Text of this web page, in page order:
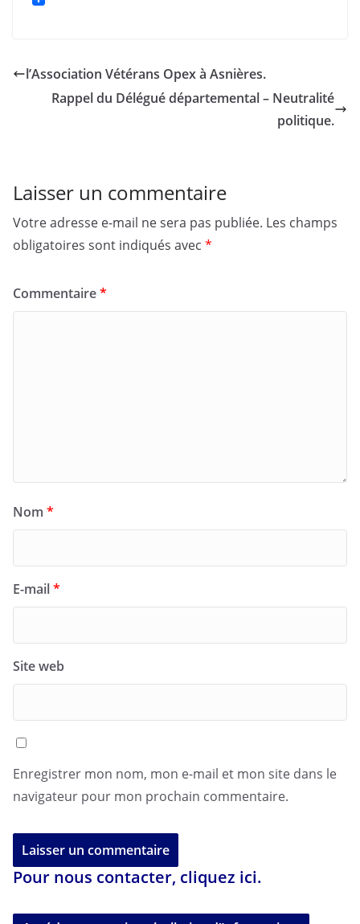
l’Association Vétérans Opex à Asnières.
Rappel du Délégué départemental – Neutralité
politique.
Laisser un commentaire
Votre adresse e-mail ne sera pas publiée. Les champs
obligatoires sont indiqués avec *
Commentaire*
Nom *
E-mail*
Site web
Enregistrer mon nom, mon e-mail et mon site dans le
navigateur pour mon prochain commentaire.
Pour nous contacter, cliquez ici.